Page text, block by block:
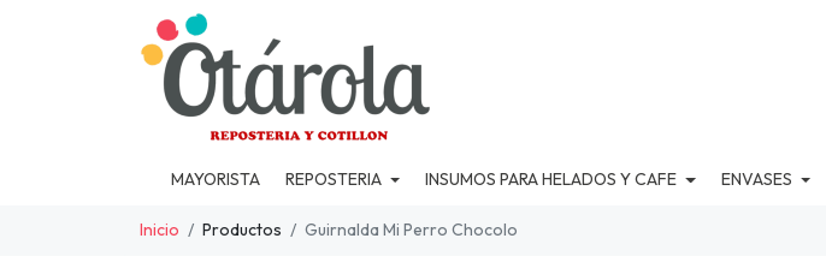
MAYORISTA REPOSTERIA INSUMOS PARA HELADOS Y CAFE ENVASES
Inicio Productos Guirnalda Mi Perro Chocolo